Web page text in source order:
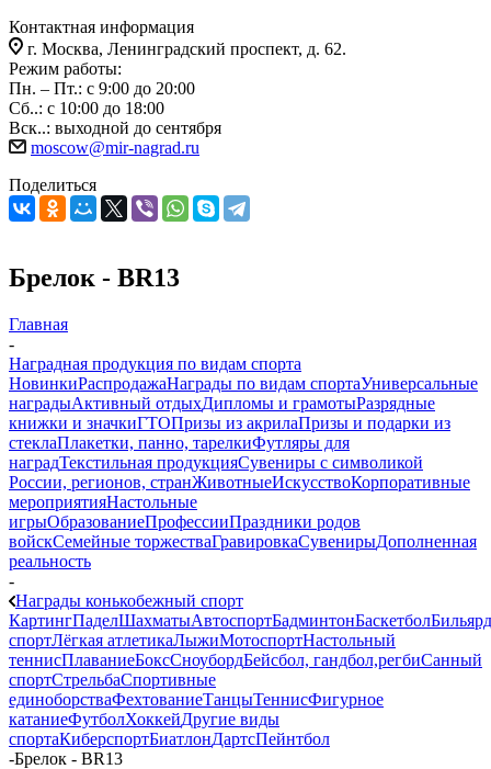
Контактная информация
г. Москва, Ленинградский проспект, д. 62.
Режим работы:
Пн. – Пт.: с 9:00 до 20:00
Сб..: с 10:00 до 18:00
Вск..: выходной до сентября
moscow@mir-nagrad.ru
Поделиться
Брелок - BR13
Главная
-
Наградная продукция по видам спорта
НовинкиРаспродажаНаграды по видам спортаУниверсальные
наградыАктивный отдыхДипломы и грамотыРазрядные
книжки и значкиГТОПризы из акрилаПризы и подарки из
стеклаПлакетки, панно, тарелкиФутляры для
наградТекстильная продукцияСувениры с символикой
России, регионов, странЖивотныеИскусствоКорпоративные
мероприятияНастольные
игрыОбразованиеПрофессииПраздники родов
войскСемейные торжестваГравировкаСувенирыДополненная
реальность
-
Награды конькобежный спорт
КартингПаделШахматыАвтоспортБадминтонБаскетболБильярд
спортЛёгкая атлетикаЛыжиМотоспортНастольный
теннисПлаваниеБоксСноубордБейсбол, гандбол,регбиСанный
спортСтрельбаСпортивные
единоборстваФехтованиеТанцыТеннисФигурное
катаниеФутболХоккейДругие виды
спортаКиберспортБиатлонДартсПейнтбол
-Брелок - BR13